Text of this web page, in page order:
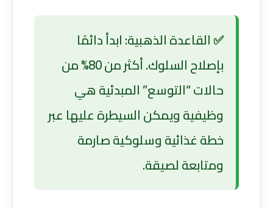
✅ القاعدة الذهبية: ابدأ دائمًا
بإصلاح السلوك. أكثر من 80% من
حالات “التوسع” المبدئية هي
وظيفية ويمكن السيطرة عليها عبر
خطة غذائية وسلوكية صارمة
ومتابعة لصيقة.